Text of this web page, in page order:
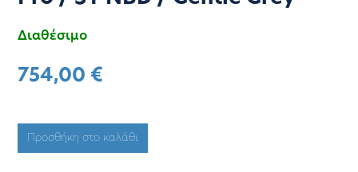
Διαθέσιμο
754,00 €
Προσθήκη στο καλάθι